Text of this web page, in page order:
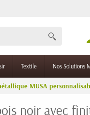
Textile Nos Solutions
MUSA
noir avec